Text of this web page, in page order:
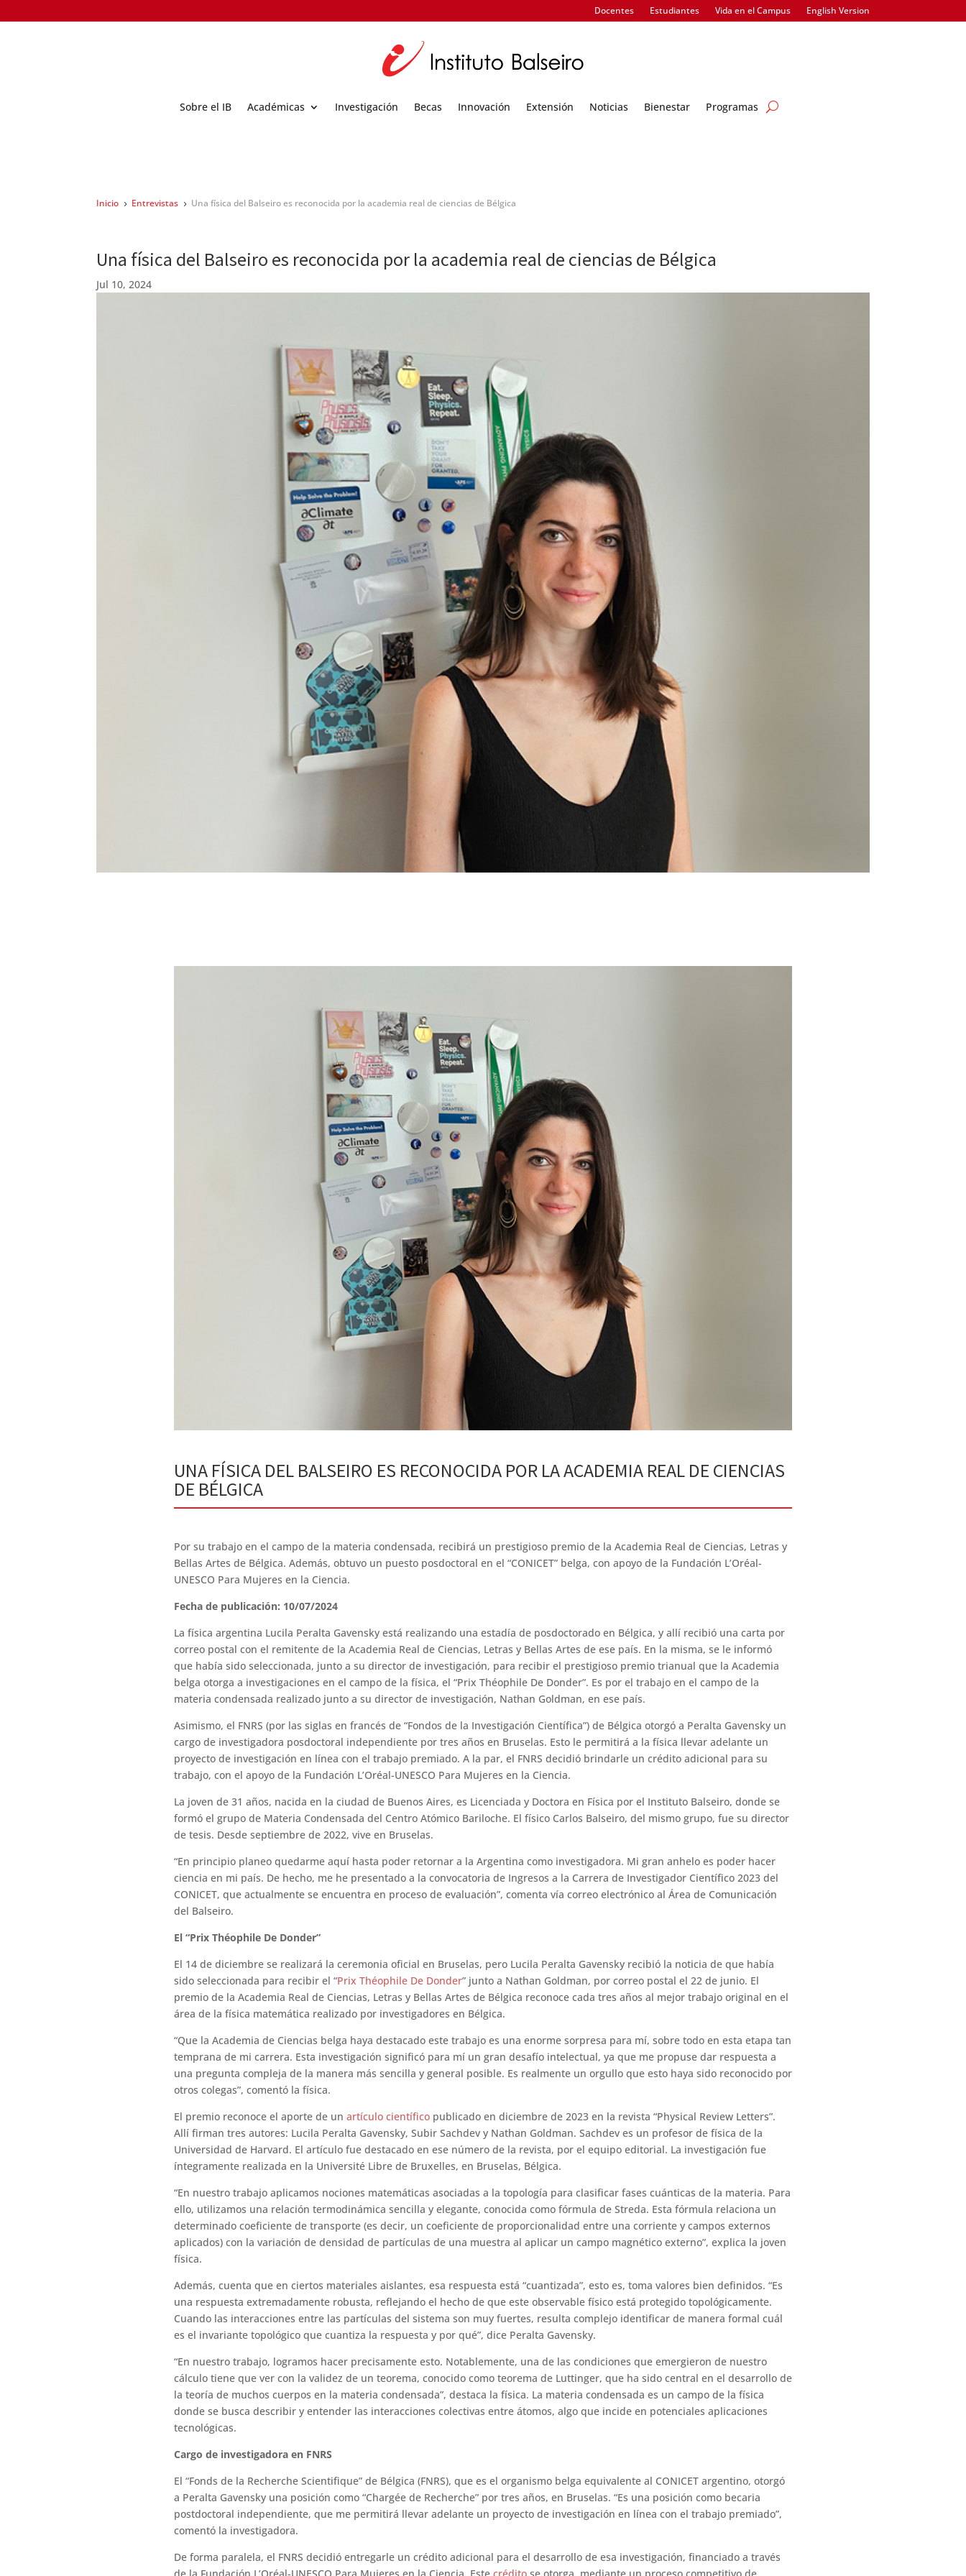
Docentes Estudiantes Vida en el Campus English Version
Sobre el IB Académicas Investigación Becas Innovación Extensión Noticias Bienestar Programas
Inicio 5 Entrevistas 5 Una física del Balseiro es reconocida por la academia real de ciencias de Bélgica
Una física del Balseiro es reconocida por la academia real de ciencias de Bélgica
Jul 10, 2024
UNA FÍSICA DEL BALSEIRO ES RECONOCIDA POR LA ACADEMIA REAL DE CIENCIAS
DE BÉLGICA
Por su trabajo en el campo de la materia condensada, recibirá un prestigioso premio de la Academia Real de Ciencias, Letras y
Bellas Artes de Bélgica. Además, obtuvo un puesto posdoctoral en el “CONICET” belga, con apoyo de la Fundación L’Oréal-
UNESCO Para Mujeres en la Ciencia.
Fecha de publicación: 10/07/2024
La física argentina Lucila Peralta Gavensky está realizando una estadía de posdoctorado en Bélgica, y allí recibió una carta por
correo postal con el remitente de la Academia Real de Ciencias, Letras y Bellas Artes de ese país. En la misma, se le informó
que había sido seleccionada, junto a su director de investigación, para recibir el prestigioso premio trianual que la Academia
belga otorga a investigaciones en el campo de la física, el “Prix Théophile De Donder”. Es por el trabajo en el campo de la
materia condensada realizado junto a su director de investigación, Nathan Goldman, en ese país.
Asimismo, el FNRS (por las siglas en francés de “Fondos de la Investigación Científica”) de Bélgica otorgó a Peralta Gavensky un
cargo de investigadora posdoctoral independiente por tres años en Bruselas. Esto le permitirá a la física llevar adelante un
proyecto de investigación en línea con el trabajo premiado. A la par, el FNRS decidió brindarle un crédito adicional para su
trabajo, con el apoyo de la Fundación L’Oréal-UNESCO Para Mujeres en la Ciencia.
La joven de 31 años, nacida en la ciudad de Buenos Aires, es Licenciada y Doctora en Física por el Instituto Balseiro, donde se
formó el grupo de Materia Condensada del Centro Atómico Bariloche. El físico Carlos Balseiro, del mismo grupo, fue su director
de tesis. Desde septiembre de 2022, vive en Bruselas.
“En principio planeo quedarme aquí hasta poder retornar a la Argentina como investigadora. Mi gran anhelo es poder hacer
ciencia en mi país. De hecho, me he presentado a la convocatoria de Ingresos a la Carrera de Investigador Científico 2023 del
CONICET, que actualmente se encuentra en proceso de evaluación”, comenta vía correo electrónico al Área de Comunicación
del Balseiro.
El “Prix Théophile De Donder”
El 14 de diciembre se realizará la ceremonia oficial en Bruselas, pero Lucila Peralta Gavensky recibió la noticia de que había
sido seleccionada para recibir el “Prix Théophile De Donder” junto a Nathan Goldman, por correo postal el 22 de junio. El
premio de la Academia Real de Ciencias, Letras y Bellas Artes de Bélgica reconoce cada tres años al mejor trabajo original en el
área de la física matemática realizado por investigadores en Bélgica.
“Que la Academia de Ciencias belga haya destacado este trabajo es una enorme sorpresa para mí, sobre todo en esta etapa tan
temprana de mi carrera. Esta investigación significó para mí un gran desafío intelectual, ya que me propuse dar respuesta a
una pregunta compleja de la manera más sencilla y general posible. Es realmente un orgullo que esto haya sido reconocido por
otros colegas”, comentó la física.
El premio reconoce el aporte de un artículo científicopublicado en diciembre de 2023 en la revista “Physical Review Letters”.
Allí firman tres autores: Lucila Peralta Gavensky, Subir Sachdev y Nathan Goldman. Sachdev es un profesor de física de la
Universidad de Harvard. El artículo fue destacado en ese número de la revista, por el equipo editorial. La investigación fue
íntegramente realizada en la Université Libre de Bruxelles, en Bruselas, Bélgica.
“En nuestro trabajo aplicamos nociones matemáticas asociadas a la topología para clasificar fases cuánticas de la materia. Para
ello, utilizamos una relación termodinámica sencilla y elegante, conocida como fórmula de Streda. Esta fórmula relaciona un
determinado coeficiente de transporte (es decir, un coeficiente de proporcionalidad entre una corriente y campos externos
aplicados) con la variación de densidad de partículas de una muestra al aplicar un campo magnético externo”, explica la joven
física.
Además, cuenta que en ciertos materiales aislantes, esa respuesta está “cuantizada”, esto es, toma valores bien definidos. “Es
una respuesta extremadamente robusta, reflejando el hecho de que este observable físico está protegido topológicamente.
Cuando las interacciones entre las partículas del sistema son muy fuertes, resulta complejo identificar de manera formal cuál
es el invariante topológico que cuantiza la respuesta y por qué”, dice Peralta Gavensky.
“En nuestro trabajo, logramos hacer precisamente esto. Notablemente, una de las condiciones que emergieron de nuestro
cálculo tiene que ver con la validez de un teorema, conocido como teorema de Luttinger, que ha sido central en el desarrollo de
la teoría de muchos cuerpos en la materia condensada”, destaca la física. La materia condensada es un campo de la física
donde se busca describir y entender las interacciones colectivas entre átomos, algo que incide en potenciales aplicaciones
tecnológicas.
Cargo de investigadora en FNRS
El “Fonds de la Recherche Scientifique” de Bélgica (FNRS), que es el organismo belga equivalente al CONICET argentino, otorgó
a Peralta Gavensky una posición como “Chargée de Recherche” por tres años, en Bruselas. “Es una posición como becaria
postdoctoral independiente, que me permitirá llevar adelante un proyecto de investigación en línea con el trabajo premiado”,
comentó la investigadora.
De forma paralela, el FNRS decidió entregarle un crédito adicional para el desarrollo de esa investigación, financiado a través